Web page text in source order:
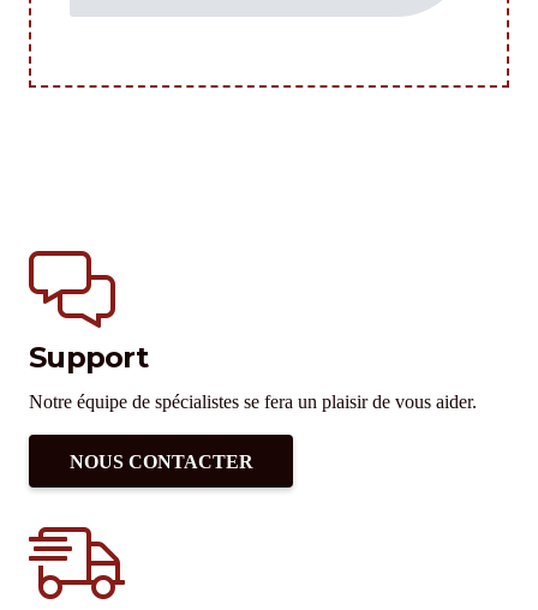
Support
Notre équipe de spécialistes se fera un plaisir de vous aider.
NOUS CONTACTER